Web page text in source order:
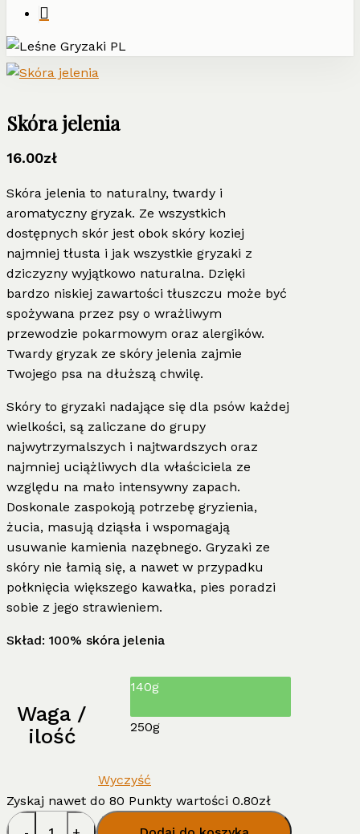
Skóra jelenia
16.00zł
Skóra jelenia to naturalny, twardy i
aromatyczny gryzak. Ze wszystkich
dostępnych skór jest obok skóry koziej
najmniej tłusta i jak wszystkie gryzaki z
dziczyzny wyjątkowo naturalna. Dzięki
bardzo niskiej zawartości tłuszczu może być
spożywana przez psy o wrażliwym
przewodzie pokarmowym oraz alergików.
Twardy gryzak ze skóry jelenia zajmie
Twojego psa na dłuższą chwilę.
Skóry to gryzaki nadające się dla psów każdej
wielkości, są zaliczane do grupy
najwytrzymalszych i najtwardszych oraz
najmniej uciążliwych dla właściciela ze
względu na mało intensywny zapach.
Doskonale zaspokoją potrzebę gryzienia,
żucia, masują dziąsła i wspomagają
usuwanie kamienia nazębnego. Gryzaki ze
skóry nie łamią się, a nawet w przypadku
połknięcia większego kawałka, pies poradzi
sobie z jego strawieniem.
Skład: 100% skóra jelenia
Waga /
ilość
140g
250g
Wyczyść
Zyskaj nawet do 80 Punkty wartości 0.80zł
ilość